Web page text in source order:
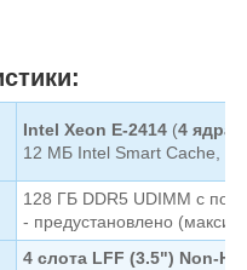
Intel Xeon E-2414 (4 ядра /
12 МБ Intel Smart Cache,
128 ГБ DDR5 UDIMM с
- предустановлено
4 слота LFF (3.5") Non-